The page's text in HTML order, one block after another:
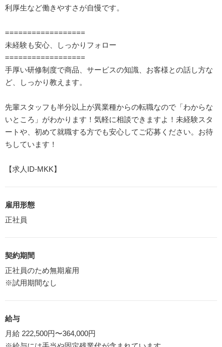
利厚生など働きやすさが自慢です。
==================
未経験も安心、しっかりフォロー
==================
手厚い研修制度で商品、サービスの知識、お客様との話し方な
ど、しっかり教えます。
先輩スタッフも半分以上が異業種からの転職なので「わからな
いところ」がわかります！気軽に相談できますよ！未経験スタ
ートや、初めて就職する方でも安心してご応募ください。お待
ちしています！
【求人ID-MKK】
雇用形態
正社員
契約期間
正社員のため無期雇用
※試用期間なし
給与
月給 222,500円〜364,000円